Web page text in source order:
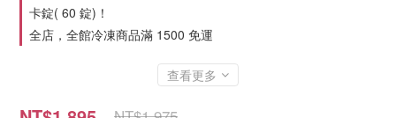
卡錠( 60 錠)！
全店，全館冷凍商品滿 1500 免運
查看更多